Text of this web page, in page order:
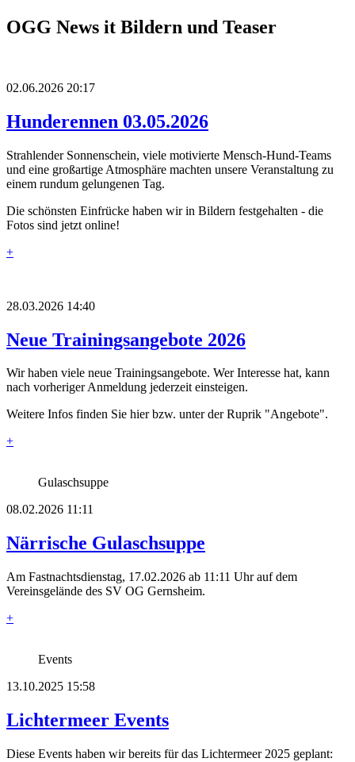
OGG News it Bildern und Teaser
02.06.2026 20:17
Hunderennen 03.05.2026
Strahlender Sonnenschein, viele motivierte Mensch-Hund-Teams
und eine großartige Atmosphäre machten unsere Veranstaltung zu
einem rundum gelungenen Tag.
Die schönsten Einfrücke haben wir in Bildern festgehalten - die
Fotos sind jetzt online!
+
28.03.2026 14:40
Neue Trainingsangebote 2026
Wir haben viele neue Trainingsangebote. Wer Interesse hat, kann
nach vorheriger Anmeldung jederzeit einsteigen.
Weitere Infos finden Sie hier bzw. unter der Ruprik "Angebote".
+
Gulaschsuppe
08.02.2026 11:11
Närrische Gulaschsuppe
Am Fastnachtsdienstag, 17.02.2026 ab 11:11 Uhr auf dem
Vereinsgelände des SV OG Gernsheim.
+
Events
13.10.2025 15:58
Lichtermeer Events
Diese Events haben wir bereits für das Lichtermeer 2025 geplant: